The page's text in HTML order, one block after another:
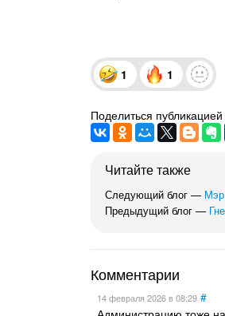
1 1
Поделиться
Читайте также
Следующий блог — Мэр
Предыдущий блог —
Комментарии
14 февраля 2026в 08:29 #